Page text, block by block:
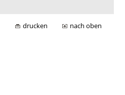
drucken nach oben